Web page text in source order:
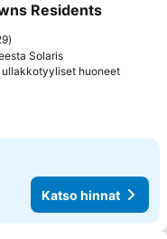
Residents
Solaris
huoneetKatso
Katso hinnat